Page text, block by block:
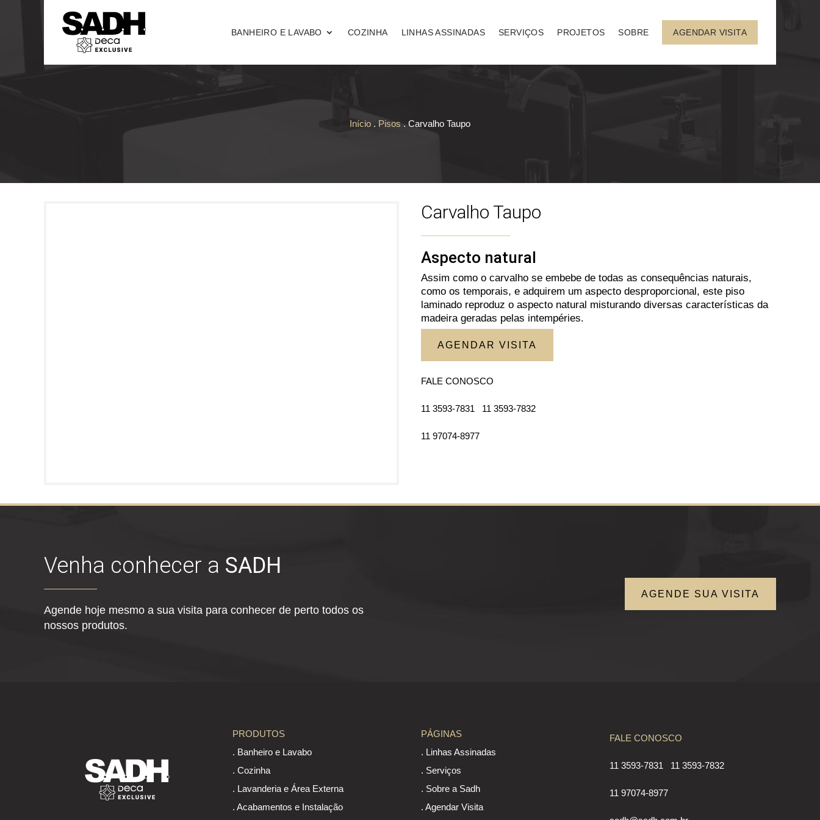
BANHEIRO E LAVABO COZINHA LINHAS ASSINADAS SERVIÇOS PROJETOS SOBRE AGENDAR VISITA
Início . Pisos . Carvalho Taupo
Carvalho Taupo
Aspecto natural
Assim como o carvalho se embebe de todas as consequências naturais,
como os temporais, e adquirem um aspecto desproporcional, este piso
laminado reproduz o aspecto natural misturando diversas características da
madeira geradas pelas intempéries.
AGENDAR VISITA
FALE CONOSCO
11 3593-7831 11 3593-7832
11 97074-8977
Venha conhecer a SADH
Agende hoje mesmo a sua visita para conhecer de perto todos os
nossos produtos.
AGENDE SUA VISITA
PRODUTOS
. Banheiro e Lavabo
. Cozinha
. Lavanderia e Área Externa
. Acabamentos e Instalação
PÁGINAS
. Linhas Assinadas
. Serviços
. Sobre a Sadh
. Agendar Visita
FALE CONOSCO
11 3593-7831 11 3593-7832
11 97074-8977